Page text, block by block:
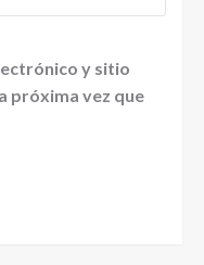
y sitio
próxima vez que